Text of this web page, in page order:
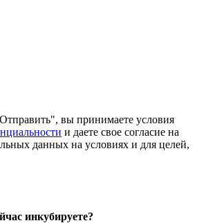
вы принимаете условия
и даете свое согласие на
данных на условиях и для целей,
инкубируете?